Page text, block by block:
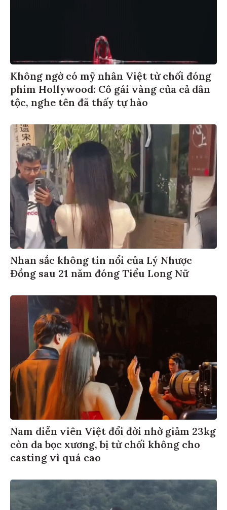
Không ngờ có mỹ nhân Việt từ chối đóng
phim Hollywood: Cô gái vàng của cả dân
tộc, nghe tên đã thấy tự hào
Nhan sắc không tin nổi của Lý Nhược
Đồng sau 21 năm đóng Tiểu Long Nữ
Nam diễn viên Việt đổi đời nhờ giảm 23kg
còn da bọc xương, bị từ chối không cho
casting vì quá cao